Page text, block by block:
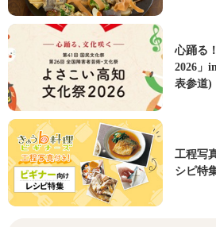
心踊る
2026」
表参道)
工程写
シピ特